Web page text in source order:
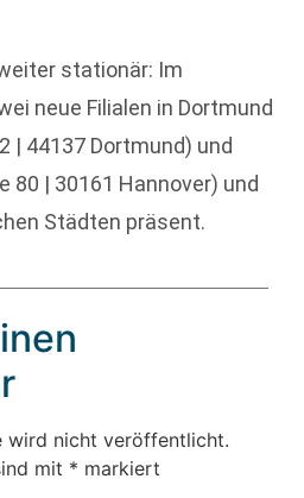
stationär: Im
neue Filialen in Dortmund
| 44137 Dortmund) und
80 | 30161 Hannover) und
Städten präsent.
wird nicht veröffentlicht.
mit * markiert